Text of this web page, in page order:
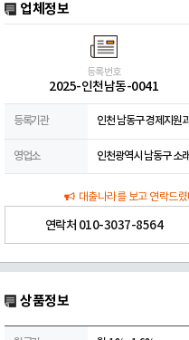
업체정보
등록번호
2025-인천남동-0041
등록기관 인천 남동구 경제지원
영업소 인천광역시 남동구 소
대출나라를 보고 연락드
연락처 010-3037-8564
상품정보